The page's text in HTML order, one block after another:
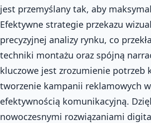
jest przemyślany tak, aby
Efektywne strategie przekazu
precyzyjnej analizy rynku, co
techniki montażu oraz spójną
kluczowe jest zrozumienie potrzeb
tworzenie kampanii reklamowych
efektywnością komunikacyjną.
nowoczesnymi rozwiązaniami